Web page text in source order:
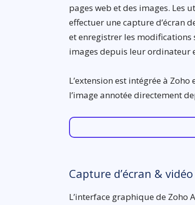
pages web et des images. Les
effectuer une capture d’écran
et enregistrer les modifications
images depuis leur ordinateur
L’extension est intégrée à
l’image annotée directement
Capture d’écran &
L’interface graphique de